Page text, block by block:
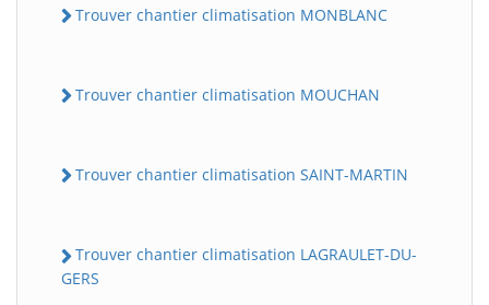
Trouver chantier climatisation MONBLANC
Trouver chantier climatisation MOUCHAN
Trouver chantier climatisation SAINT-MARTIN
Trouver chantier climatisation LAGRAULET-DU-
GERS